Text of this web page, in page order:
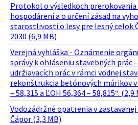
Protokol o výsledkoch
hospodárení a o určení zásad na
starostlivosti o lesy pre lesný celok
2030 (6,9 MB)
Verejná vyhláška - Oznámenie
správy k ohláseniu stavebných prác
udržiavacích prác v rámci vodnej
rekonštrukcia betónových múrikov v
– 58,315 a ĽOH 56,364 – 58,815“. (2,9
Vodozádržné opatrenia v zastavanej
Čápor (3,3 MB)